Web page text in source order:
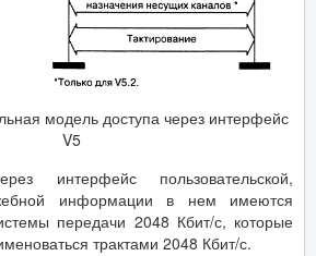
модель доступа через интерфейс
V5
интерфейс пользовательской,
информации в нем имеются
передачи 2048 Кбит/с, которые
трактами 2048 Кбит/с.